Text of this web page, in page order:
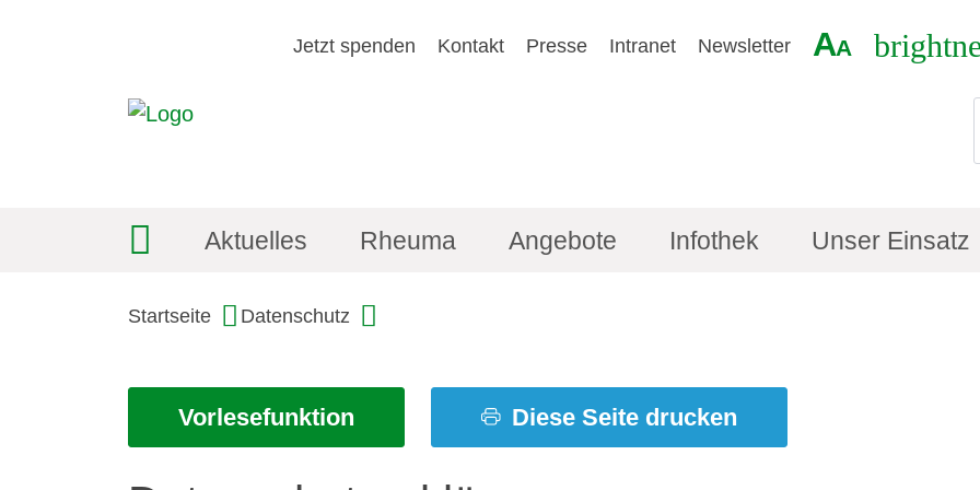
Jetzt spenden Kontakt Presse Intranet Newsletter AA
Aktuelles Rheuma Angebote Infothek Unser Einsatz
Startseite Datenschutz
Vorlesefunktion Diese Seite drucken